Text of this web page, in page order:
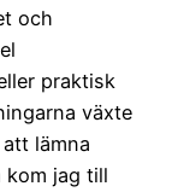
och
praktisk
växte
lämna
kom jag till